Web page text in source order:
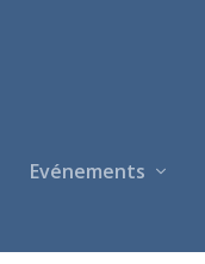
Evénements